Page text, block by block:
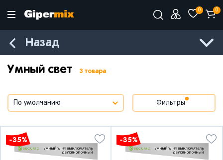
0 0
Назад
Умный свет 3 товара
Фильтры
-35% -35%